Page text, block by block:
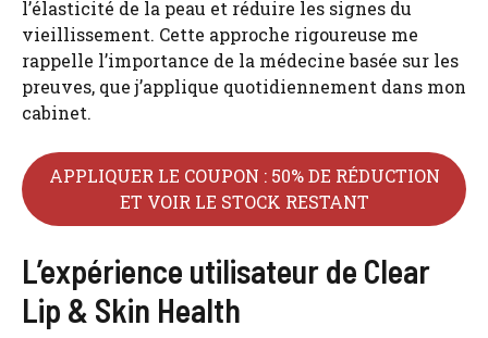
l’élasticité de la peau et réduire les signes du
vieillissement. Cette approche rigoureuse me
rappelle l’importance de la médecine basée sur les
preuves, que j’applique quotidiennement dans mon
cabinet.
APPLIQUER LE COUPON : 50% DE RÉDUCTION
ET VOIR LE STOCK RESTANT
L’expérience utilisateur de Clear
Lip & Skin Health